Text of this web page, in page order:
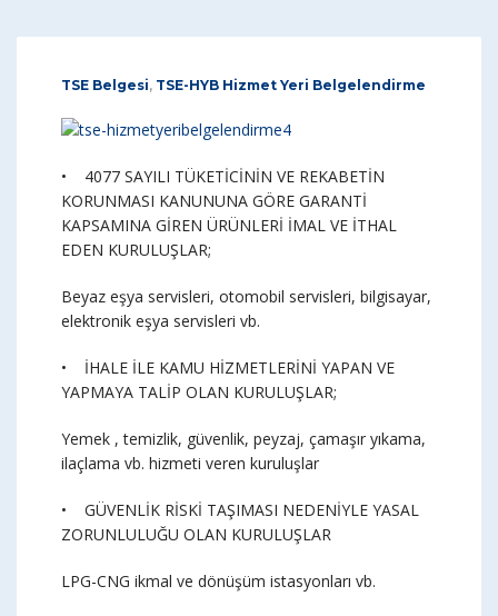
TSE Belgesi, TSE-HYB Hizmet Yeri Belgelendirme
• 4077 SAYILI TÜKETİCİNİN VE REKABETİN
KORUNMASI KANUNUNA GÖRE GARANTİ
KAPSAMINA GİREN ÜRÜNLERİ İMAL VE İTHAL
EDEN KURULUŞLAR;
Beyaz eşya servisleri, otomobil servisleri, bilgisayar,
elektronik eşya servisleri vb.
• İHALE İLE KAMU HİZMETLERİNİ YAPAN VE
YAPMAYA TALİP OLAN KURULUŞLAR;
Yemek , temizlik, güvenlik, peyzaj, çamaşır yıkama,
ilaçlama vb. hizmeti veren kuruluşlar
• GÜVENLİK RİSKİ TAŞIMASI NEDENİYLE YASAL
ZORUNLULUĞU OLAN KURULUŞLAR
LPG-CNG ikmal ve dönüşüm istasyonları vb.